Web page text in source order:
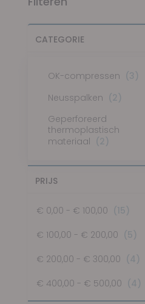
CATEGORIE
OK-compressen 3
items
Neusspalken
2
items
Geperforeerd
thermoplastisch
materiaal
2
items
PRIJS
€ 0,00 - € 100,00 15
items
€ 100,00 - € 200,00 5
items
€ 200,00 - € 300,00 4
items
€ 400,00 - € 500,00 4
items